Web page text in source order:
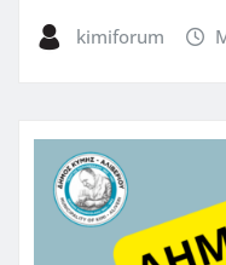
kimiforum